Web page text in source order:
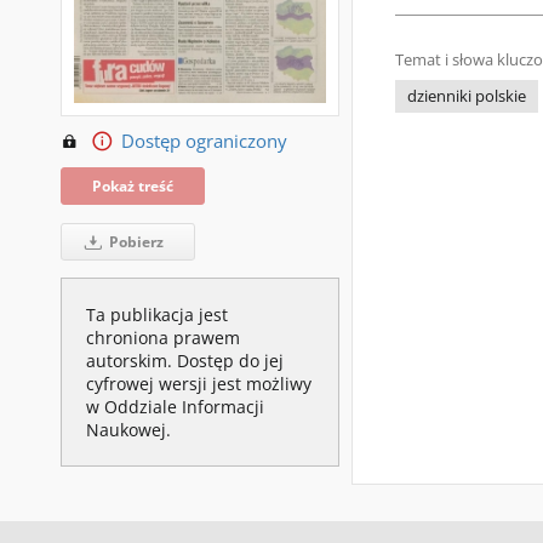
Dostęp ograniczony
Pokaż treść
Pobierz
Ta publikacja jest
chroniona prawem
autorskim. Dostęp do jej
cyfrowej wersji jest możliwy
w Oddziale Informacji
Naukowej.
Temat i słowa
dzienniki polskie